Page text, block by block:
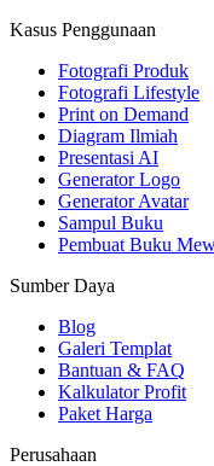
Kasus Penggunaan
Fotografi Produk
Fotografi Lifestyle
Print on Demand
Diagram Ilmiah
Presentasi AI
Generator Logo
Generator Avatar
Sampul Buku
Pembuat Buku
Sumber Daya
Blog
Galeri Templat
Bantuan & FAQ
Kalkulator Profit
Paket Harga
Perusahaan